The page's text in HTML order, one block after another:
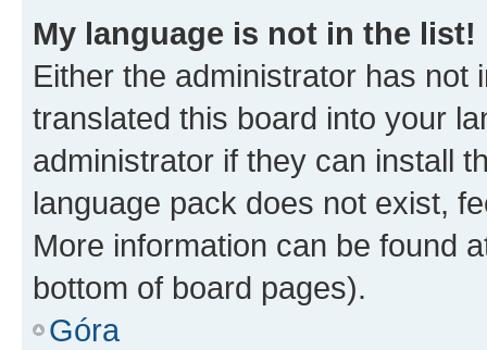
My language is not in the list!
Either the administrator has not
translated this board into your
administrator if they can install
language pack does not exist,
More information can be found
bottom of board pages).
Góra